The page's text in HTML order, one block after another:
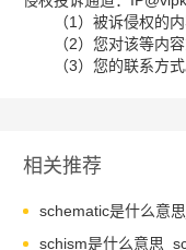
（1）被诉侵权的
（2）您对该等内
（3）您的联系方
相关推荐
schism是什么意思